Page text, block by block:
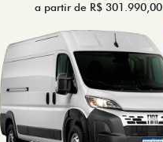
a partir de R$ 301.990,00